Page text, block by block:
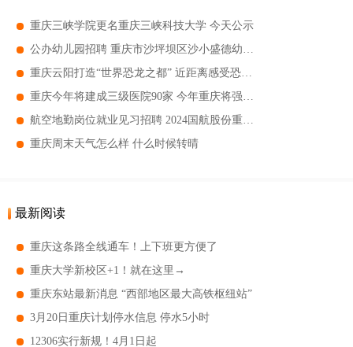
重庆三峡学院更名重庆三峡科技大学 今天公示
公办幼儿园招聘 重庆市沙坪坝区沙小盛德幼儿园招聘
重庆云阳打造“世界恐龙之都” 近距离感受恐龙世界
重庆今年将建成三级医院90家 今年重庆将强力推进4个国家区域医疗中心建设
航空地勤岗位就业见习招聘 2024国航股份重庆分公司招聘
重庆周末天气怎么样 什么时候转晴
最新阅读
重庆这条路全线通车！上下班更方便了
重庆大学新校区+1！就在这里→
重庆东站最新消息 “西部地区最大高铁枢纽站”
3月20日重庆计划停水信息 停水5小时
12306实行新规！4月1日起